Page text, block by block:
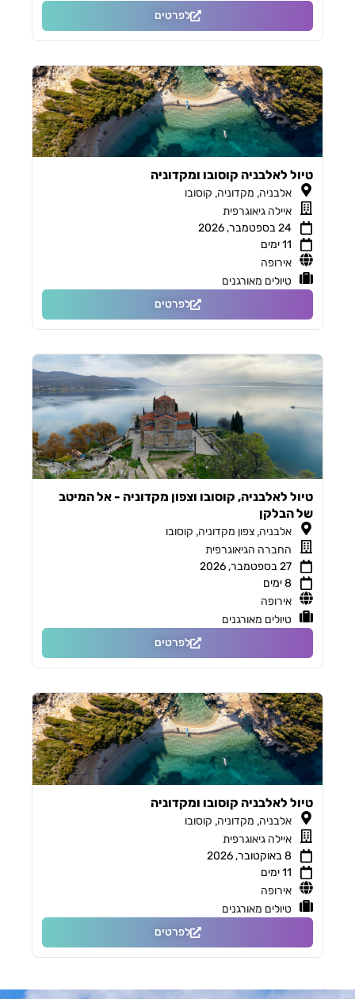
לפרטים
טיול לאלבניה קוסובו ומקדוניה
אלבניה, מקדוניה, קוסובו
איילה גיאוגרפית
24 בספטמבר, 2026
11 ימים
אירופה
טיולים מאורגנים
לפרטים
טיול לאלבניה, קוסובו וצפון מקדוניה - אל המיטב
של הבלקן
אלבניה, צפון מקדוניה, קוסובו
החברה הגיאוגרפית
27 בספטמבר, 2026
8 ימים
אירופה
טיולים מאורגנים
לפרטים
טיול לאלבניה קוסובו ומקדוניה
אלבניה, מקדוניה, קוסובו
איילה גיאוגרפית
8 באוקטובר, 2026
11 ימים
אירופה
טיולים מאורגנים
לפרטים